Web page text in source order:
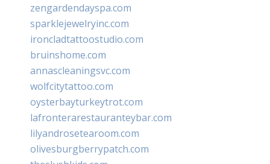
zengardendayspa.com
sparklejewelryinc.com
ironcladtattoostudio.com
bruinshome.com
annascleaningsvc.com
wolfcitytattoo.com
oysterbayturkeytrot.com
lafronterarestauranteybar.com
lilyandrosetearoom.com
olivesburgberrypatch.com